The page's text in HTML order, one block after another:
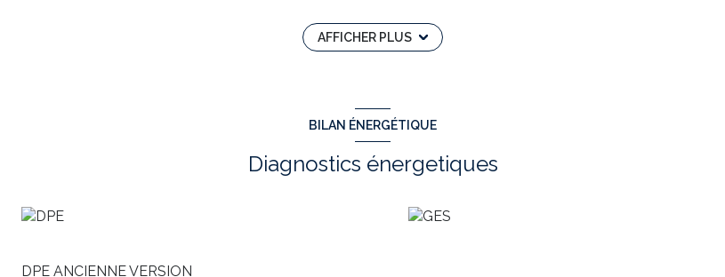
Les Réseaux (Eau / EDF / Télécom Fibre Optique / Tout à l’égout) se situent en bordure immédiate de
gilles.cormier@tower-immobilier.fr
Annonce rédigée sous la responsabilité éditoriale de Gilles Cormier - RSAC N° 923 025 654 – RODEZ
Annonce proposée par un agent commercial
AFFICHER PLUS
BILAN ÉNERGÉTIQUE
Diagnostics énergetiques
DPE ANCIENNE VERSION